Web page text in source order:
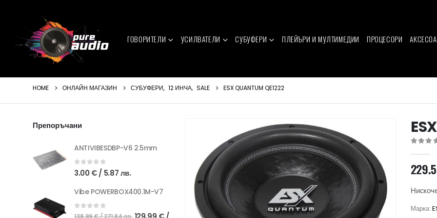
ГОВОРИТЕЛИ УСИЛВАТЕЛИ СУБУФЕРИ ПЛЕЙЪРИ И МУЛТИМЕДИИ ПРОЦЕСОРИ
HOME ОНЛАЙН МАГАЗИН СУБУФЕРИ, 12 ИНЧА, SALE ESX QUANTUM QE1222
Марка:
Препоръчани
ANTIVIBESDBP-V6 2.5mm
0out of 5
3.00 €/ 5.87 лв.
Vibe POWERBOX400.1M-V7
0out of 5
138.99€/ 271.84 лв.Original